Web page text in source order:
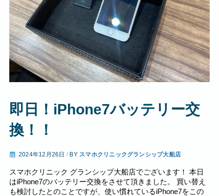
即日！iPhone7バッテリー交
換！！
2024年12月26日 / BY スマホクリニックグランシップ大船店
スマホクリニック グランシップ大船店でございます！ 本日
はiPhone7のバッテリー交換をさせて頂きました。 買い替え
も検討したとのことですが、使い慣れているiPhone7をこの